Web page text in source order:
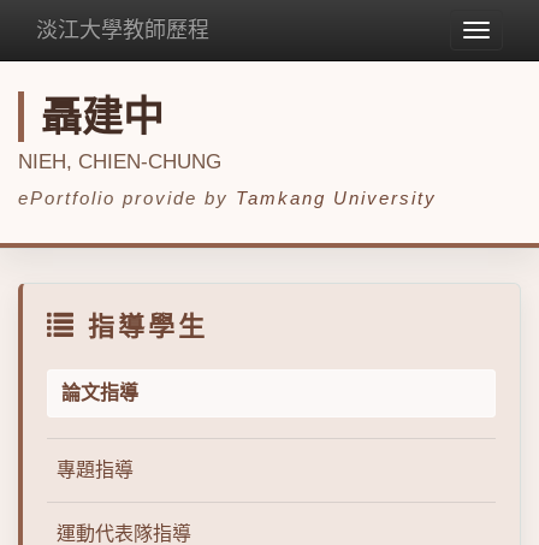
Toggle
淡江大學教師歷程
聶建中
NIEH, CHIEN-CHUNG
ePortfolio provide by Tamkang University
指導學生
論文指導
專題指導
運動代表隊指導